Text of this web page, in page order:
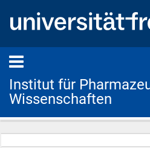
Institut für
Wissenschaften